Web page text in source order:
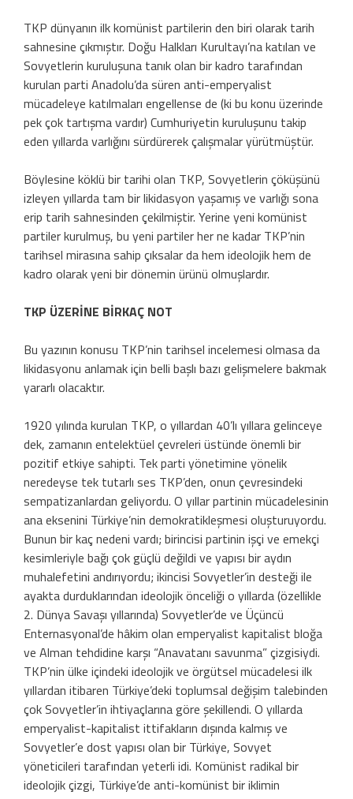
TKP dünyanın ilk komünist partilerin den biri olarak tarih
sahnesine çıkmıştır. Doğu Halkları Kurultayı’na katılan ve
Sovyetlerin kuruluşuna tanık olan bir kadro tarafından
kurulan parti Anadolu’da süren anti-emperyalist
mücadeleye katılmaları engellense de (ki bu konu üzerinde
pek çok tartışma vardır) Cumhuriyetin kuruluşunu takip
eden yıllarda varlığını sürdürerek çalışmalar yürütmüştür.
Böylesine köklü bir tarihi olan TKP, Sovyetlerin çöküşünü
izleyen yıllarda tam bir likidasyon yaşamış ve varlığı sona
erip tarih sahnesinden çekilmiştir. Yerine yeni komünist
partiler kurulmuş, bu yeni partiler her ne kadar TKP’nin
tarihsel mirasına sahip çıksalar da hem ideolojik hem de
kadro olarak yeni bir dönemin ürünü olmuşlardır.
TKP ÜZERİNE BİRKAÇ NOT
Bu yazının konusu TKP’nin tarihsel incelemesi olmasa da
likidasyonu anlamak için belli başlı bazı gelişmelere bakmak
yararlı olacaktır.
1920 yılında kurulan TKP, o yıllardan 40’lı yıllara gelinceye
dek, zamanın entelektüel çevreleri üstünde önemli bir
pozitif etkiye sahipti. Tek parti yönetimine yönelik
neredeyse tek tutarlı ses TKP’den, onun çevresindeki
sempatizanlardan geliyordu. O yıllar partinin mücadelesinin
ana eksenini Türkiye’nin demokratikleşmesi oluşturuyordu.
Bunun bir kaç nedeni vardı; birincisi partinin işçi ve emekçi
kesimleriyle bağı çok güçlü değildi ve yapısı bir aydın
muhalefetini andırıyordu; ikincisi Sovyetler’in desteği ile
ayakta durduklarından ideolojik önceliği o yıllarda (özellikle
2. Dünya Savaşı yıllarında) Sovyetler’de ve Üçüncü
Enternasyonal’de hâkim olan emperyalist kapitalist bloğa
ve Alman tehdidine karşı “Anavatanı savunma” çizgisiydi.
TKP’nin ülke içindeki ideolojik ve örgütsel mücadelesi ilk
yıllardan itibaren Türkiye’deki toplumsal değişim talebinden
çok Sovyetler’in ihtiyaçlarına göre şekillendi. O yıllarda
emperyalist-kapitalist ittifakların dışında kalmış ve
Sovyetler’e dost yapısı olan bir Türkiye, Sovyet
yöneticileri tarafından yeterli idi. Komünist radikal bir
ideolojik çizgi, Türkiye’de anti-komünist bir iklimin